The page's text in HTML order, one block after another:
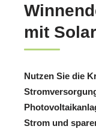
mit
Nutzen Sie die
Strom und